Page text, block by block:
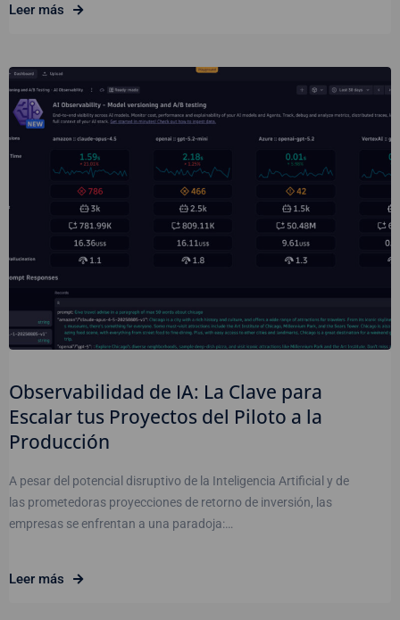
Leer más
Observabilidad de IA: La Clave para
Escalar tus Proyectos del Piloto a la
Producción
A pesar del potencial disruptivo de la Inteligencia Artificial y de
las prometedoras proyecciones de retorno de inversión, las
empresas se enfrentan a una paradoja:…
Leer más